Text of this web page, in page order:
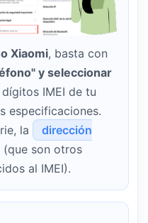
Xiaomi, basta con
y seleccionar
IMEI de tu
especificaciones.
la
dirección
(que son otros
al IMEI).